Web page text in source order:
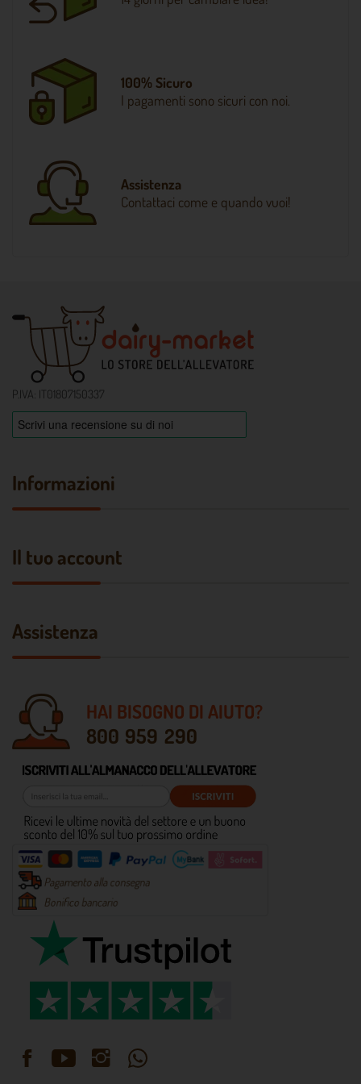
100% Sicuro
I pagamenti sono sicuri con noi.
Assistenza
Contattaci come e quando vuoi!
P.IVA: IT01807150337
Informazioni
Il tuo account
Assistenza
HAI BISOGNO DI AIUTO?
800 959 290